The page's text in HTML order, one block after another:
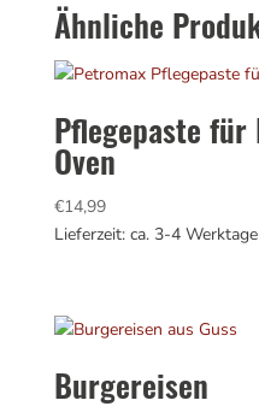
Ähnliche
Pflegepaste
Oven
€14,99
Lieferzeit: ca. 3-4 Werktage
Burgereisen